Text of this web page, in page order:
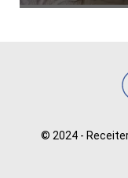
© 2024 -